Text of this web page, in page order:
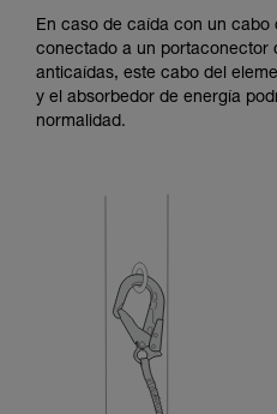
En caso de caída con un cabo
conectado a un portaconector
anticaídas, este cabo del
y el absorbedor de energía
normalidad.